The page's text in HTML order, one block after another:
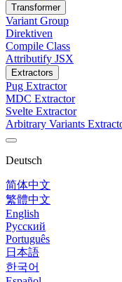
Transformer
Variant Group
Direktiven
Compile Class
Attributify JSX
Extractors
Pug Extractor
MDC Extractor
Svelte Extractor
Arbitrary Variants
Deutsch
简体中文
繁體中文
English
Русский
Português
日本語
한국어